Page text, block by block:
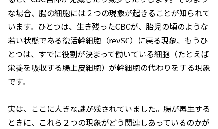
な場合、腸の細胞には２つの現象が起きることが知られて
います。ひとつは、生き残ったCBCが、胎児の頃のような
若い状態である復活幹細胞（revSC）に戻る現象、もうひ
とつは、すでに役割が決まって働いている細胞（たとえば
栄養を吸収する腸上皮細胞）が幹細胞の代わりをする現象
です。
実は、ここに大きな謎が残されていました。腸が再生する
ときに、これら２つの現象がどう関連しあっているのかが